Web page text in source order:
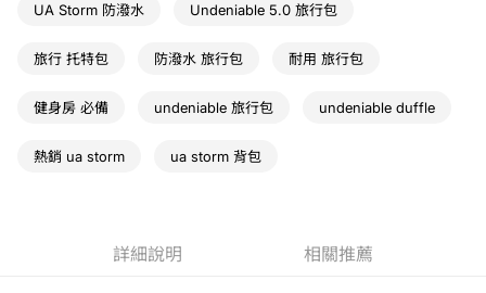
UA Storm 防潑水 Undeniable 5.0 旅行包
旅行 托特包 防潑水 旅行包 耐用 旅行包
健身房 必備 undeniable 旅行包 undeniable duffle
熱銷 ua storm ua storm 背包
詳細說明 相關推薦